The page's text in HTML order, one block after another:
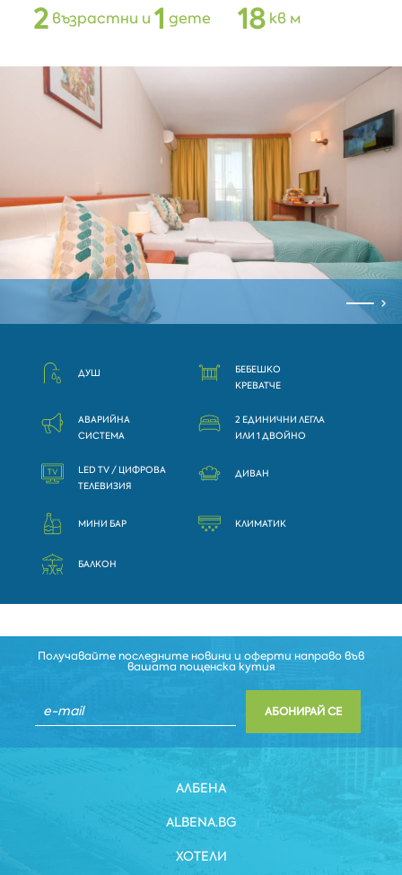
2възрастни и 1 дете 18кв м
ДУШ
БЕБЕШКО
КРЕВАТЧЕ
АВАРИЙНА
СИСТЕМА
2 ЕДИНИЧНИ ЛЕГЛА
ИЛИ 1 ДВОЙНО
LED TV / ЦИФРОВА
ТЕЛЕВИЗИЯ
ДИВАН
МИНИ БАР КЛИМАТИК
БАЛКОН
Получавайте последните новини и оферти направо във
вашата пощенска кутия
АБОНИРАЙ СЕ
АЛБЕНА
ALBENA.BG
ХОТЕЛИ